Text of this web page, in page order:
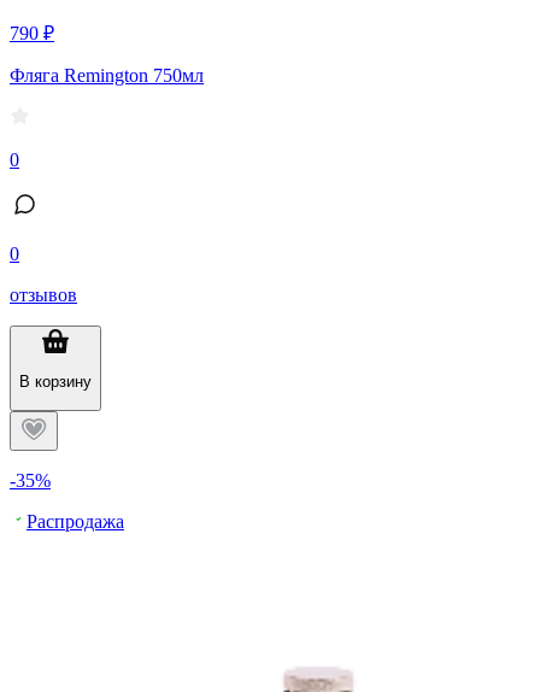
790 ₽
Фляга Remington 750мл
0
0
отзывов
В корзину
-35%
Распродажа